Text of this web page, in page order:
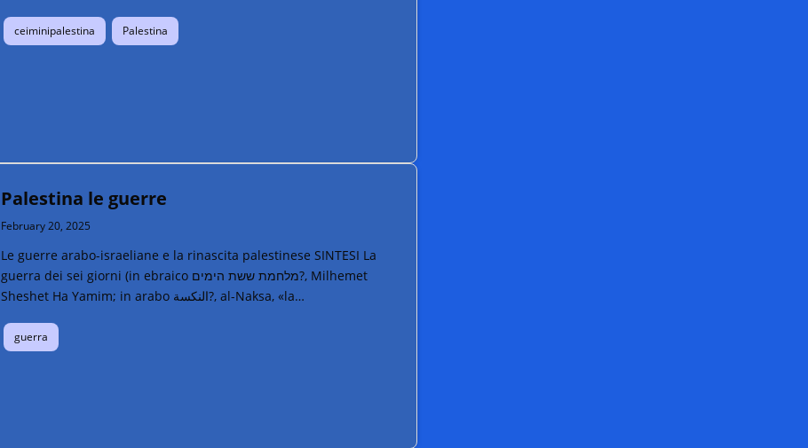
ceiminipalestina Palestina
Palestina le guerre
February 20, 2025
Le guerre arabo-israeliane e la rinascita palestinese SINTESI La
guerra dei sei giorni (in ebraico מלחמת ששת הימים‎?, Milhemet
Sheshet Ha Yamim; in arabo النكسة‎?, al-Naksa, «la…
guerra